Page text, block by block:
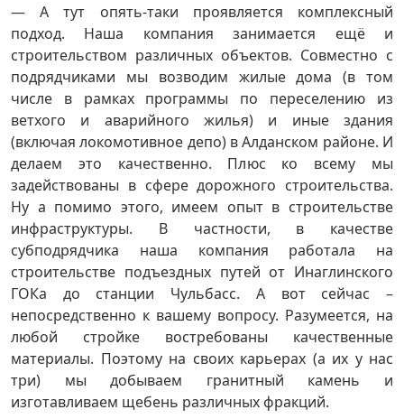
— А тут опять-таки проявляется комплексный
подход. Наша компания занимается ещё и
строительством различных объектов. Совместно с
подрядчиками мы возводим жилые дома (в том
числе в рамках программы по переселению из
ветхого и аварийного жилья) и иные здания
(включая локомотивное депо) в Алданском районе. И
делаем это качественно. Плюс ко всему мы
задействованы в сфере дорожного строительства.
Ну а помимо этого, имеем опыт в строительстве
инфраструктуры. В частности, в качестве
субподрядчика наша компания работала на
строительстве подъездных путей от Инаглинского
ГОКа до станции Чульбасс. А вот сейчас –
непосредственно к вашему вопросу. Разумеется, на
любой стройке востребованы качественные
материалы. Поэтому на своих карьерах (а их у нас
три) мы добываем гранитный камень и
изготавливаем щебень различных фракций.